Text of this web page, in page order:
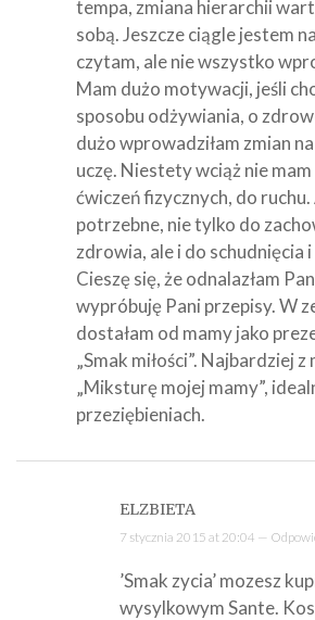
tempa, zmiana hierarchii
sobą. Jeszcze ciągle jestem
czytam, ale nie wszystko
Mam dużo motywacji, jeśli
sposobu odżywiania, o
dużo wprowadziłam zmian
uczę. Niestety wciąż nie
ćwiczeń fizycznych, do
potrzebne, nie tylko do
zdrowia, ale i do schudnięcia
Cieszę się, że odnalazłam
wypróbuję Pani przepisy. W
dostałam od mamy jako
„Smak miłości”. Najbardziej
„Miksturę mojej mamy”,
przeziębieniach.
ELZBIETA
7 stycznia 2015 at 20:04 —
’Smak zycia’ mozesz
wysylkowym Sante.